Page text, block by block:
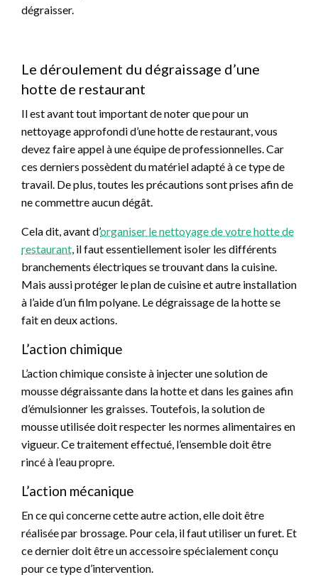
dégraisser.
Le déroulement du dégraissage d’une
hotte de restaurant
Il est avant tout important de noter que pour un
nettoyage approfondi d’une hotte de restaurant, vous
devez faire appel à une équipe de professionnelles. Car
ces derniers possèdent du matériel adapté à ce type de
travail. De plus, toutes les précautions sont prises afin de
ne commettre aucun dégât.
Cela dit, avant d’organiser le nettoyage de votre hotte de
restaurant, il faut essentiellement isoler les différents
branchements électriques se trouvant dans la cuisine.
Mais aussi protéger le plan de cuisine et autre installation
à l’aide d’un film polyane. Le dégraissage de la hotte se
fait en deux actions.
L’action chimique
L’action chimique consiste à injecter une solution de
mousse dégraissante dans la hotte et dans les gaines afin
d’émulsionner les graisses. Toutefois, la solution de
mousse utilisée doit respecter les normes alimentaires en
vigueur. Ce traitement effectué, l’ensemble doit être
rincé à l’eau propre.
L’action mécanique
En ce qui concerne cette autre action, elle doit être
réalisée par brossage. Pour cela, il faut utiliser un furet. Et
ce dernier doit être un accessoire spécialement conçu
pour ce type d’intervention.